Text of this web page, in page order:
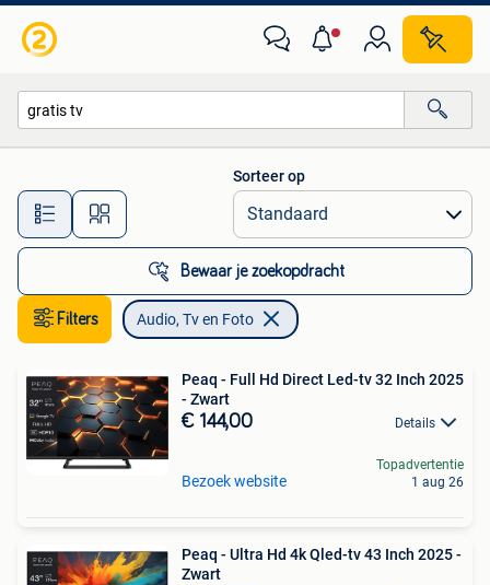
Alle afstanden…
Sorteer op
Bewaar je zoekopdracht
Filters Audio, Tv en Foto
Peaq - Full Hd Direct Led-tv 32 Inch 2025
- Zwart
€ 144,00 Details
Bezoek website
Topadvertentie
1 aug 26
Peaq - Ultra Hd 4k Qled-tv 43 Inch 2025 -
Zwart